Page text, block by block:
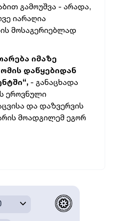
გამოუშვა - არადა,
იარაღია
მოსაგერიებლად
იმაზე
დაწყებიდან
- განაცხადა
ეროვნული
და დაზვერვის
მოადგილემ ეგორ